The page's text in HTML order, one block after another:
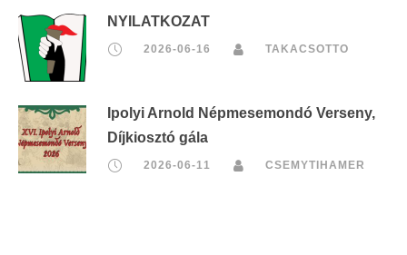
NYILATKOZAT
2026-06-16 TAKACSOTTO
Ipolyi Arnold Népmesemondó Verseny,
Díjkiosztó gála
2026-06-11 CSEMYTIHAMER